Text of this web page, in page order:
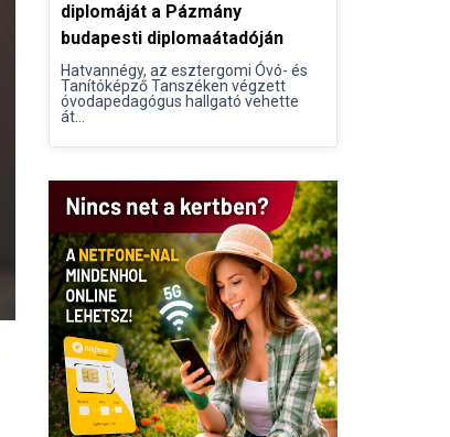
diplomáját a Pázmány
budapesti diplomaátadóján
Hatvannégy, az esztergomi Óvó- és
Tanítóképző Tanszéken végzett
óvodapedagógus hallgató vehette
át...